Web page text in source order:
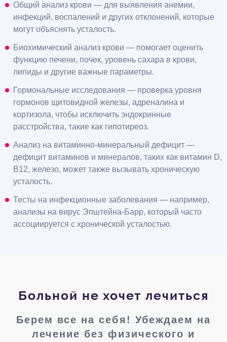
Общий анализ крови — для выявления анемии,
инфекций, воспалений и других отклонений, которые
могут объяснять усталость.
Биохимический анализ крови — помогает оценить
функцию печени, почек, уровень сахара в крови,
липиды и другие важные параметры.
Гормональные исследования — проверка уровня
гормонов щитовидной железы, адреналина и
кортизола, чтобы исключить эндокринные
расстройства, такие как гипотиреоз.
Анализ на витаминно-минеральный дефицит —
дефицит витаминов и минералов, таких как витамин D,
B12, железо, может также вызывать хроническую
усталость.
Тесты на инфекционные заболевания — например,
анализы на вирус Эпштейна-Барр, который часто
ассоциируется с хронической усталостью.
Больной не хочет лечиться
Берем все на себя! Убеждаем на
лечение без физического и